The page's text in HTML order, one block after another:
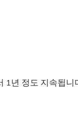
년 정도 지속됩